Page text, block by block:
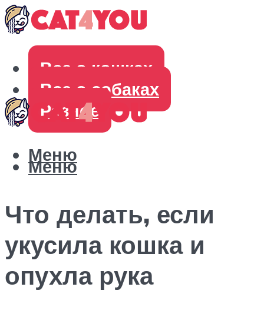
Все о кошках
Все о собаках
Разное
Меню
Меню
Что делать, если
укусила кошка и
опухла рука